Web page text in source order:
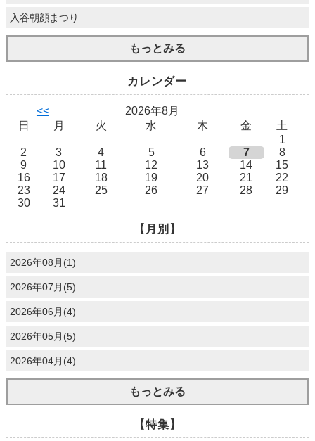
入谷朝顔まつり
もっとみる
カレンダー
<<
2026年8月
日
月 火 水 木 金
土
1
2
3 4 5 6 7
8
9
10 11 12 13 14
15
16
17 18 19 20 21
22
23
24 25 26 27 28
29
30
31
【月別】
2026年08月(1)
2026年07月(5)
2026年06月(4)
2026年05月(5)
2026年04月(4)
もっとみる
【特集】